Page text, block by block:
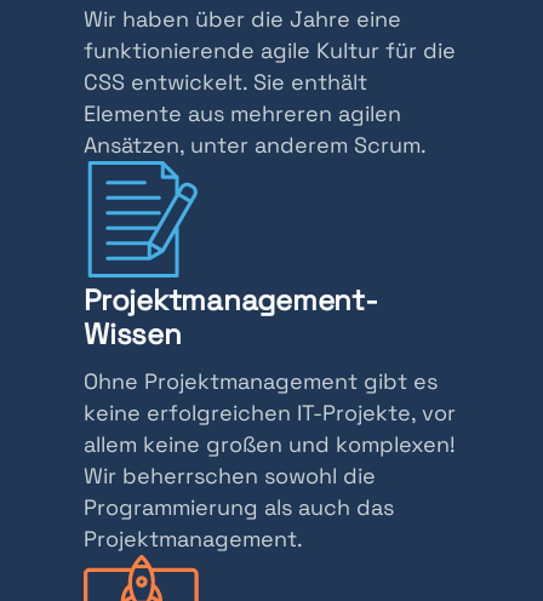
Wir haben über die Jahre eine
funktionierende agile Kultur für die
CSS entwickelt. Sie enthält
Elemente aus mehreren agilen
Ansätzen, unter anderem Scrum.
Projektmanagement-
Wissen
Ohne Projektmanagement gibt es
keine erfolgreichen IT-Projekte, vor
allem keine großen und komplexen!
Wir beherrschen sowohl die
Programmierung als auch das
Projektmanagement.